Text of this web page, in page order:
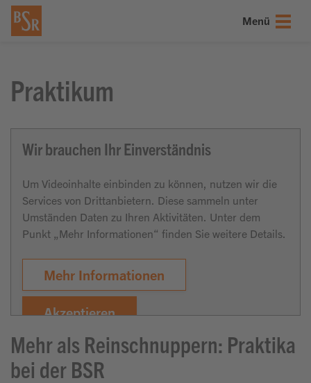
springen
springen
springen
Menü
Praktikum
Mehr als Reinschnuppern: Praktika
bei der BSR
Wir brauchen Ihr Einverständnis
Um Videoinhalte einbinden zu können, nutzen wir die
Services von Drittanbietern. Diese sammeln unter
Umständen Daten zu Ihren Aktivitäten. Unter dem
Punkt „Mehr Informationen“ finden Sie weitere Details.
Mehr Informationen
Akzeptieren